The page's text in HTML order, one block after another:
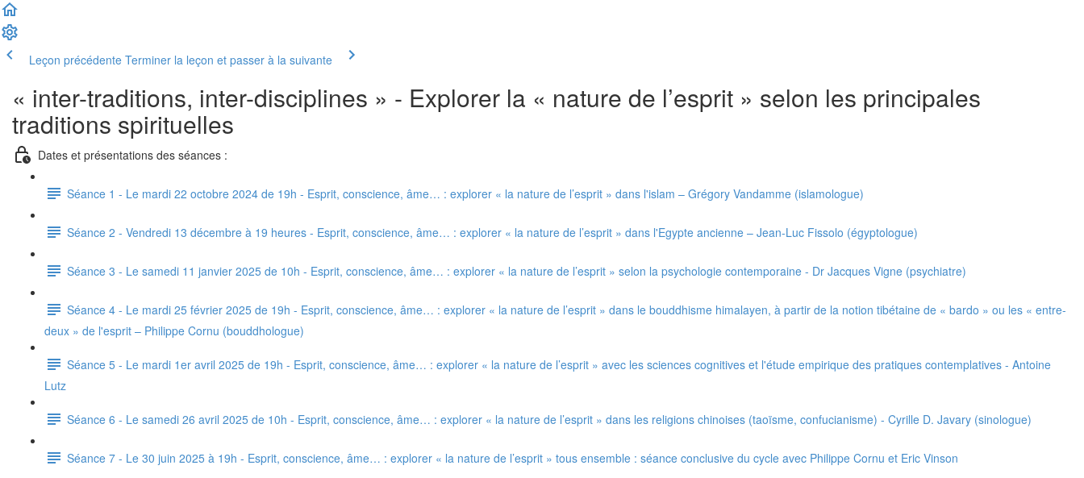
Leçon précédente Terminer la leçon et passer à la suivante
« inter-traditions, inter-disciplines » - Explorer la « nature de l’esprit » selon les principales
traditions spirituelles
Dates et présentations des séances :
Séance 1 - Le mardi 22 octobre 2024 de 19h - Esprit, conscience, âme… : explorer « la nature de l’esprit » dans l'islam – Grégory Vandamme (islamologue)
Séance 2 - Vendredi 13 décembre à 19 heures - Esprit, conscience, âme… : explorer « la nature de l’esprit » dans l'Egypte ancienne – Jean-Luc Fissolo (égyptologue)
Séance 3 - Le samedi 11 janvier 2025 de 10h - Esprit, conscience, âme… : explorer « la nature de l’esprit » selon la psychologie contemporaine - Dr Jacques Vigne (psychiatre)
Séance 4 - Le mardi 25 février 2025 de 19h - Esprit, conscience, âme… : explorer « la nature de l’esprit » dans le bouddhisme himalayen, à partir de la notion tibétaine de « bardo » ou les « entre-
deux » de l'esprit – Philippe Cornu (bouddhologue)
Séance 5 - Le mardi 1er avril 2025 de 19h - Esprit, conscience, âme… : explorer « la nature de l’esprit » avec les sciences cognitives et l'étude empirique des pratiques contemplatives - Antoine
Lutz
Séance 6 - Le samedi 26 avril 2025 de 10h - Esprit, conscience, âme… : explorer « la nature de l’esprit » dans les religions chinoises (taoïsme, confucianisme) - Cyrille D. Javary (sinologue)
Séance 7 - Le 30 juin 2025 à 19h - Esprit, conscience, âme… : explorer « la nature de l’esprit » tous ensemble : séance conclusive du cycle avec Philippe Cornu et Eric Vinson